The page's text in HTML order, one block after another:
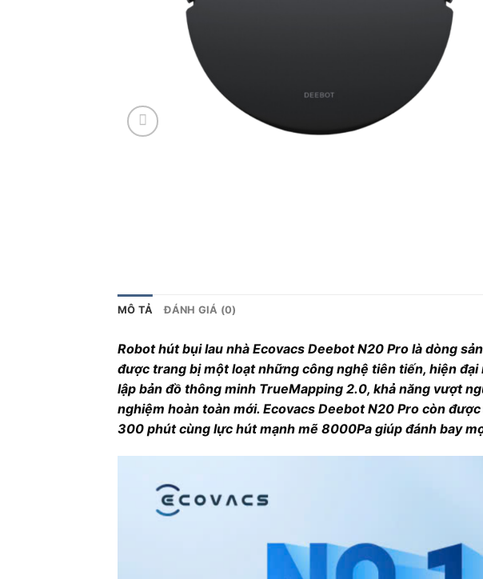
MÔ TẢ ĐÁNH GIÁ (0)
Robot hút bụi lau nhà Ecovacs Deebot N20 Pro là dòng
được trang bị một loạt những công nghệ tiên tiến, hiện
lập bản đồ thông minh TrueMapping 2.0, khả năng vượt
nghiệm hoàn toàn mới. Ecovacs Deebot N20 Pro còn
300 phút cùng lực hút mạnh mẽ 8000Pa giúp đánh bay